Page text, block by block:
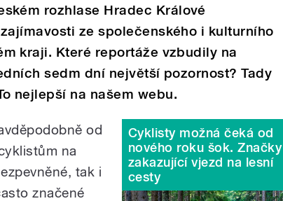
rozhlase Hradec Králové
ze společenského i kulturního
kraji. Které reportáže vzbudily na
sedm dní největší pozornost? Tady
nejlepší na našem webu.
Cyklisty možná čeká od
nového roku šok. Značky
zakazující vjezd na lesní
cesty
od
na
tak i
značené